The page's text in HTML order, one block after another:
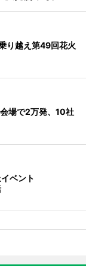
り越え第49回花火
場で2万発、10社
ベント